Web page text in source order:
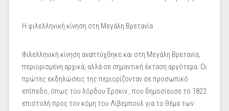
Η φιλελληνική κίνηση στη Μεγάλη Βρετανία
Φιλελληνική κίνηση αναπτύχθηκε και στη Μεγάλη Βρετανία,
περιορισμένη αρχικά, αλλά σε σημαντική έκταση αργότερα. Οι
πρώτες εκδηλώσεις της περιορίζονταν σε προσωπικό
επίπεδο, όπως του λόρδου Έρσκιν , που δημοσίευσε το 1822
επιστολή προς τον κόμη του Λίβερπουλ για το θέμα των